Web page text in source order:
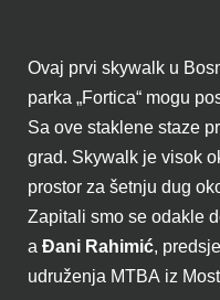
Ovaj prvi skywalk u
parka „Fortica“ mogu
Sa ove staklene staze
grad. Skywalk je visok
prostor za šetnju dug
Zapitali smo se odakle
a Đani Rahimić,
udruženja MTBA iz